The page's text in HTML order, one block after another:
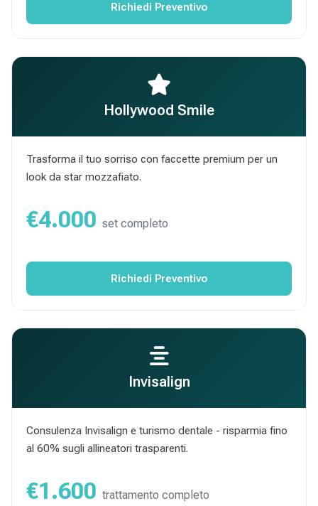
Richiedi Preventivo
Hollywood Smile
Trasforma il tuo sorriso con faccette premium per un
look da star mozzafiato.
€4.000 set completo
Richiedi Preventivo
Invisalign
Consulenza Invisalign e turismo dentale - risparmia fino
al 60% sugli allineatori trasparenti.
€1.600 trattamento completo